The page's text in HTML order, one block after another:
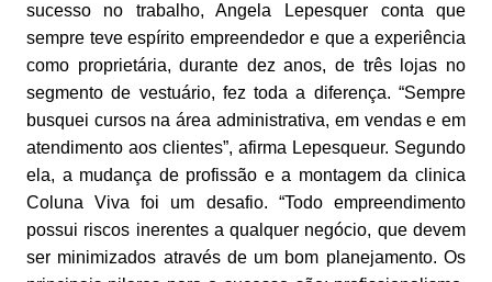
sucesso no trabalho, Angela Lepesquer conta que
sempre teve espírito empreendedor e que a experiência
como proprietária, durante dez anos, de três lojas no
segmento de vestuário, fez toda a diferença. “Sempre
busquei cursos na área administrativa, em vendas e em
atendimento aos clientes”, afirma Lepesqueur. Segundo
ela, a mudança de profissão e a montagem da clinica
Coluna Viva foi um desafio. “Todo empreendimento
possui riscos inerentes a qualquer negócio, que devem
ser minimizados através de um bom planejamento. Os